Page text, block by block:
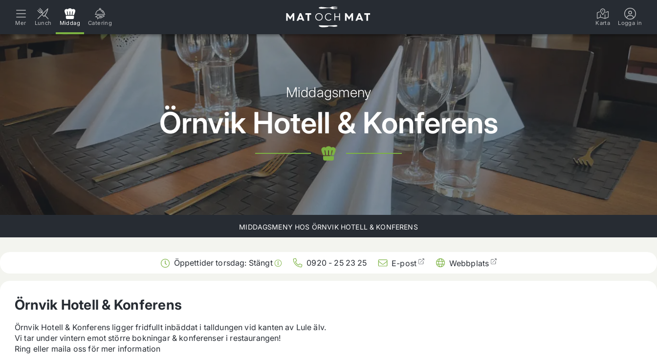
Mer Lunch Middag Catering Karta Logga in
Middagsmeny
Örnvik Hotell & Konferens
MIDDAGSMENY HOS ÖRNVIK HOTELL & KONFERENS
Öppettider torsdag: Stängt 0920 - 25 23 25 E-post Webbplats
Örnvik Hotell & Konferens
Örnvik Hotell & Konferens ligger fridfullt inbäddat i talldungen vid kanten av Lule älv.
Vi tar under vintern emot större bokningar & konferenser i restaurangen!
Ring eller maila oss för mer information